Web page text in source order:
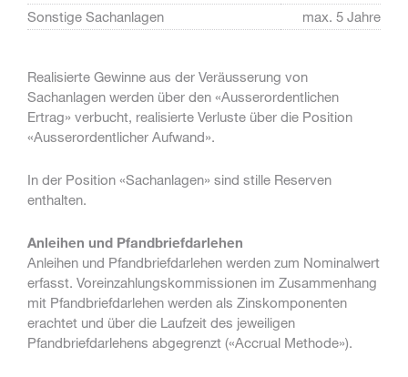
Sonstige Sachanlagen
max. 5 Jahre
Realisierte Gewinne aus der Veräusserung von
Sachanlagen werden über den «Ausserordentlichen
Ertrag» verbucht, realisierte Verluste über die Position
«Ausserordentlicher Aufwand».
In der Position «Sachanlagen» sind stille Reserven
enthalten.
Anleihen und Pfandbriefdarlehen
Anleihen und Pfandbriefdarlehen werden zum Nominalwert
erfasst. Voreinzahlungskommissionen im Zusammenhang
mit Pfandbriefdarlehen werden als Zinskomponenten
erachtet und über die Laufzeit des jeweiligen
Pfandbriefdarlehens abgegrenzt («Accrual Methode»).